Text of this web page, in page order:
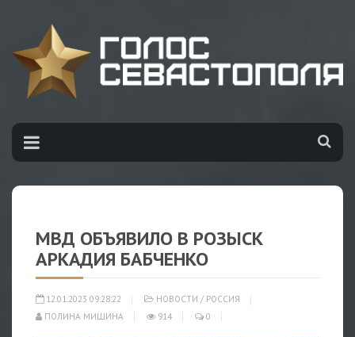
МВД ОБЪЯВИЛО В РОЗЫСК
АРКАДИЯ БАБЧЕНКО
12.01.2023 09:28:22 НОВОСТИ / РОССИЯ
ПОЛИНА МИШИНА
914 0